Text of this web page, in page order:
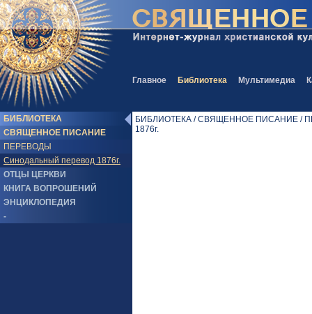
Главное Библиотека Мультимедиа
БИБЛИОТЕКА
СВЯЩЕННОЕ ПИСАНИЕ
ПЕРЕВОДЫ
Синодальный перевод 1876г.
ОТЦЫ ЦЕРКВИ
КНИГА ВОПРОШЕНИЙ
ЭНЦИКЛОПЕДИЯ
-
БИБЛИОТЕКА / СВЯЩЕННОЕ ПИСАНИЕ /
1876г.